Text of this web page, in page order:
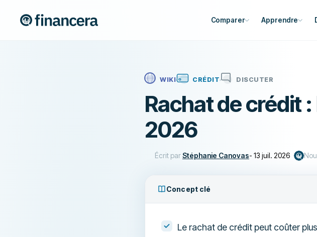
Comparer Apprendre
WIKI CRÉDIT DISCUTER
Rachat de crédit
2026
Écrit parStéphanie Canovas- 13 juil. 2026
Concept clé
Le rachat de crédit peut coûter